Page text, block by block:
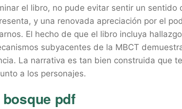
el libro, no pude evitar sentir un sentido
y una renovada apreciación por el
El hecho de que el libro incluya
subyacentes de la MBCT
La narrativa es tan bien construida que
a los personajes.
pdf